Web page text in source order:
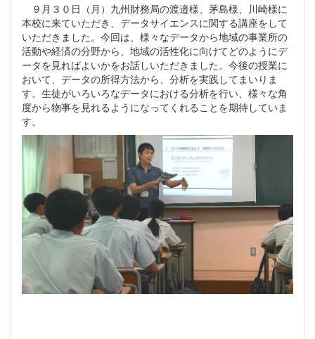
９月３０日（月）九州財務局の渡邉様、茅島様、川崎様に
本校に来ていただき、データサイエンスに関する講座をして
いただきました。今回は、様々なデータから地域の事業所の
活動や経済の分野から、地域の活性化に向けてどのようにデ
ータを見ればよいかをお話しいただきました。今後の授業に
おいて、データの所得方法から、分析を実践してまいりま
す。生徒がいろいろなデータにおける分析を行い、様々な角
度から物事を見れるようになってくれることを期待していま
す。